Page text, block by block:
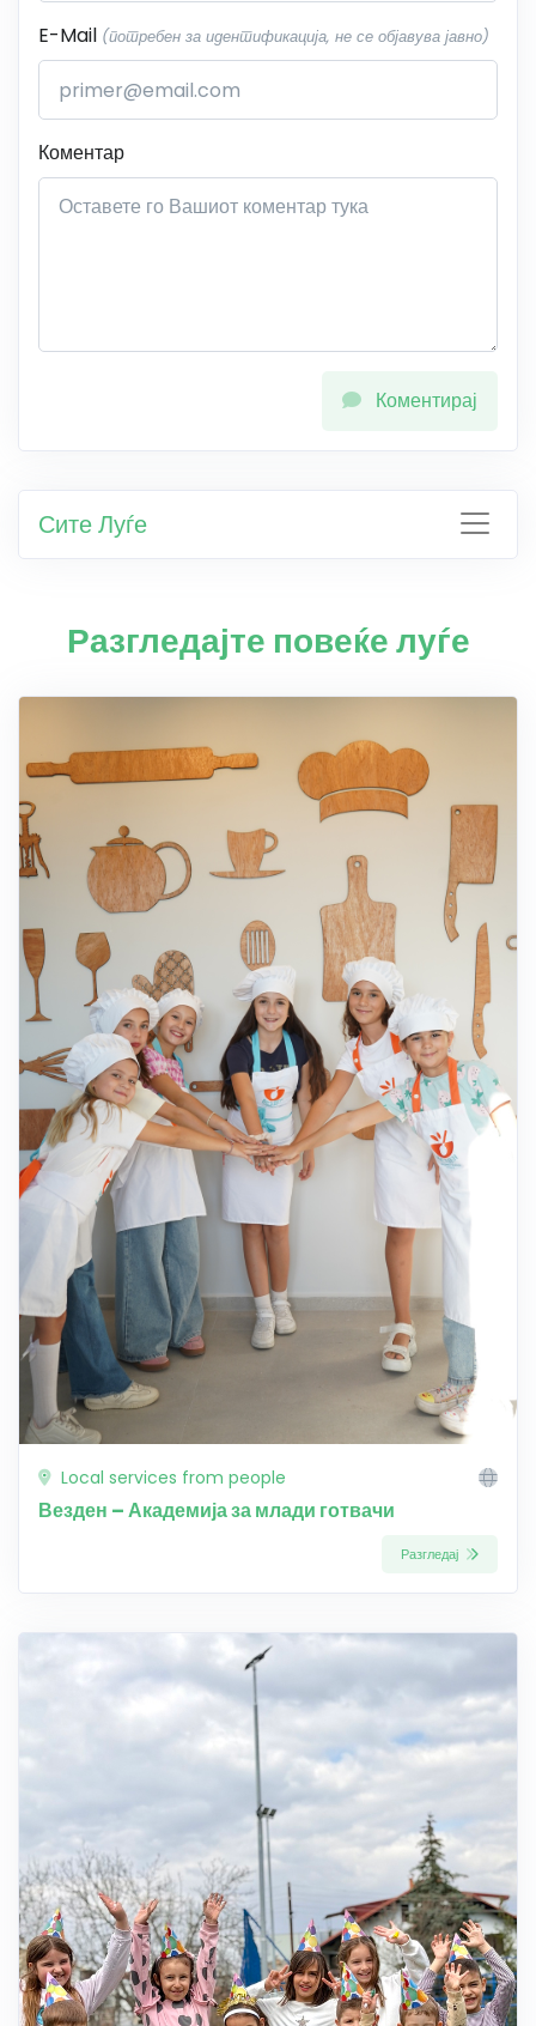
E-Mail (потребен за идентификација, не се објавува јавно)
Коментар
Коментирај
Сите Луѓе
Разгледајте повеќе луѓе
Local services from people
Везден – Академија за млади готвачи
Разгледај